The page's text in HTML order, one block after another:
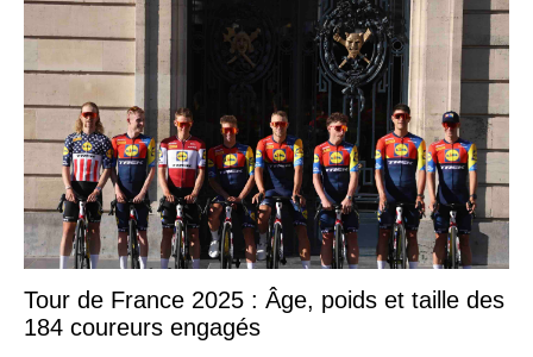
Tour de France 2025 : Âge, poids et taille des
184 coureurs engagés